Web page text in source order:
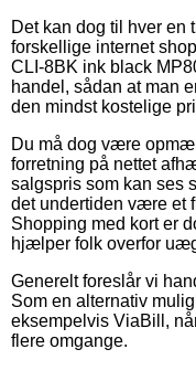
Det kan dog til hver en
forskellige internet
CLI-8BK ink black
handel, sådan at man
den mindst kostelige
Du må dog være
forretning på nettet
salgspris som kan ses
det undertiden være et
Shopping med kort er
hjælper folk overfor
Generelt foreslår vi
Som en alternativ
eksempelvis ViaBill,
flere omgange.